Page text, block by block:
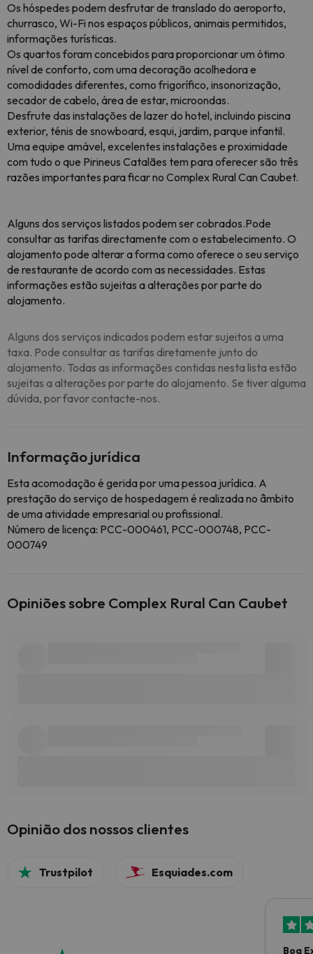
Os hóspedes podem desfrutar de translado do aeroporto,
churrasco, Wi-Fi nos espaços públicos, animais permitidos,
informações turísticas.
Os quartos foram concebidos para proporcionar um ótimo
nível de conforto, com uma decoração acolhedora e
comodidades diferentes, como frigorífico, insonorização,
secador de cabelo, área de estar, microondas.
Desfrute das instalações de lazer do hotel, incluindo piscina
exterior, ténis de snowboard, esqui, jardim, parque infantil.
Uma equipe amável, excelentes instalações e proximidade
com tudo o que Pirineus Catalães tem para oferecer são três
razões importantes para ficar no Complex Rural Can Caubet.
Alguns dos serviços listados podem ser cobrados.Pode
consultar as tarifas directamente com o estabelecimento. O
alojamento pode alterar a forma como oferece o seu serviço
de restaurante de acordo com as necessidades. Estas
informações estão sujeitas a alterações por parte do
alojamento.
Alguns dos serviços indicados podem estar sujeitos a uma
taxa. Pode consultar as tarifas diretamente junto do
alojamento. Todas as informações contidas nesta lista estão
sujeitas a alterações por parte do alojamento. Se tiver alguma
dúvida, por favor contacte-nos.
Informação jurídica
Esta acomodação é gerida por uma pessoa jurídica. A
prestação do serviço de hospedagem é realizada no âmbito
de uma atividade empresarial ou profissional.
Número de licença: PCC-000461, PCC-000748, PCC-
000749
Opiniões sobre Complex Rural Can Caubet
Opinião dos nossos clientes
Trustpilot Esquiades.com
Boa